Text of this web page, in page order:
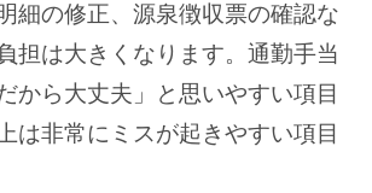
細の修正、源泉徴収票の確認な
担は大きくなります。通勤手当
から大丈夫」と思いやすい項目
は非常にミスが起きやすい項目